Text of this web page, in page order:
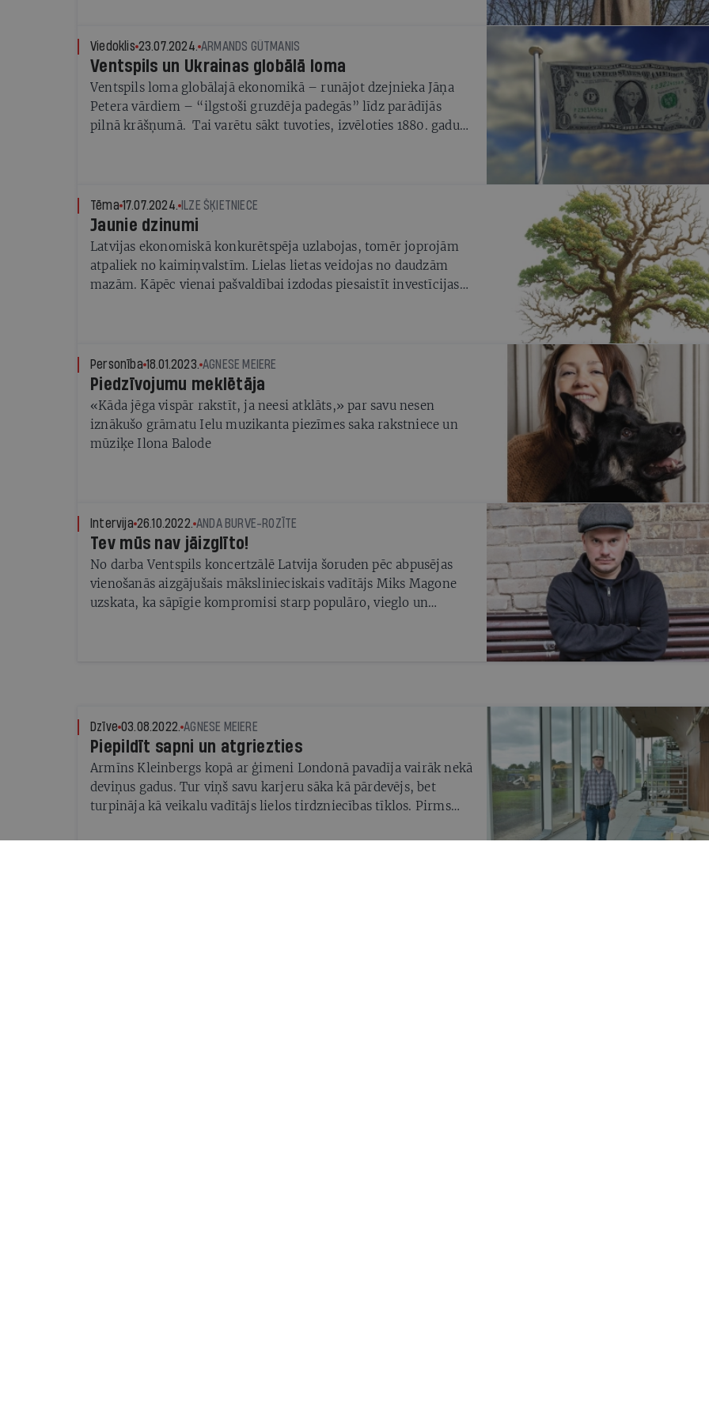
veidotie Augstākās tiesas secinājumi lietā Nr. 680015023, ka
likumdevējs jau tiesībpolitiski izšķīries par «tiesību normā
precīzi definētiem kritērijiem, kuriem iestājoties, publiskajā
telpā esoši pieminekļi būtu demontējami[i]» un pašvaldībai, ja
izpildās Demontāžas likuma 3. pantā iekļautie kritēriji,
politiskās izšķiršanās jeb politiska lēmuma tiesību nav, bet
Viedoklis 23.07.2024. ARMANDS GŪTMANIS
Ventspils un Ukrainas globālā loma
Ventspils loma globālajā ekonomikā – runājot dzejnieka Jāņa
Petera vārdiem – “ilgstoši gruzdēja padegās” līdz parādījās
pilnā krāšņumā. Tai varētu sākt tuvoties, izvēloties 1880. gadus
Tēma 17.07.2024. ILZE ŠĶIETNIECE
Jaunie dzinumi
Latvijas ekonomiskā konkurētspēja uzlabojas, tomēr joprojām
atpaliek no kaimiņvalstīm. Lielas lietas veidojas no daudzām
mazām. Kāpēc vienai pašvaldībai izdodas piesaistīt investīcijas
Personība 18.01.2023. AGNESE MEIERE
Piedzīvojumu meklētāja
«Kāda jēga vispār rakstīt, ja neesi atklāts,» par savu nesen
iznākušo grāmatu Ielu muzikanta piezīmes saka rakstniece un
mūziķe Ilona Balode
Intervija 26.10.2022. ANDA BURVE-ROZĪTE
Tev mūs nav jāizglīto!
No darba Ventspils koncertzālē Latvija šoruden pēc abpusējas
vienošanās aizgājušais mākslinieciskais vadītājs Miks Magone
uzskata, ka sāpīgie kompromisi starp populāro, vieglo un
Dzīve 03.08.2022. AGNESE MEIERE
Piepildīt sapni un atgriezties
Armīns Kleinbergs kopā ar ģimeni Londonā pavadīja vairāk nekā
deviņus gadus. Tur viņš savu karjeru sāka kā pārdevējs, bet
turpināja kā veikalu vadītājs lielos tirdzniecības tīklos. Pirms